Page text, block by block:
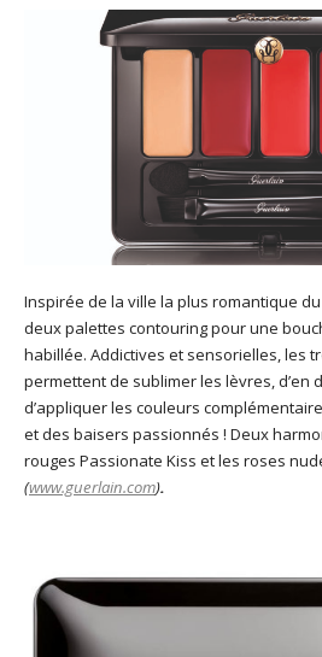
Inspirée de la ville la plus romantique
deux palettes contouring pour une
habillée. Addictives et sensorielles, les
permettent de sublimer les lèvres, d’en
d’appliquer les couleurs
et des baisers passionnés ! Deux
rouges Passionate Kiss et les roses
(www.guerlain.com).